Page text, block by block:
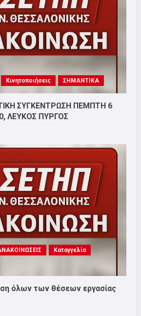
Κινητοποιήσεις ΣΗΜΑΝΤΙΚΑ
ΣΥΓΚΕΝΤΡΩΣΗ ΠΕΜΠΤΗ 6
ΛΕΥΚΟΣ ΠΥΡΓΟΣ
Καταγγελία
όλων των θέσεων εργασίας